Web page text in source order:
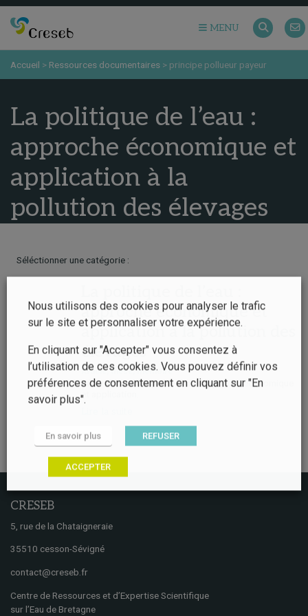
MENU
Accueil > Ressources documentaires > principe pollueur payeur
La politique de l’eau :
approche économique et
application à la
pollution des élevages
Séléctionner une catégorie :
approche économique et
application à la pollution des
élevages
Article, thèse, mémoire
Résumé La politique de l’eau : approche économique
et application...
CRESEB
5, rue de la Chataigneraie
35510 cesson-Sévigné
contact@creseb.fr
Centre de Ressources et d’Expertise Scientifique
sur l’Eau de Bretagne
Nous utilisons des cookies pour analyser le trafic
sur le site et personnaliser votre expérience.
En cliquant sur "Accepter" vous consentez à
l’utilisation de ces cookies. Vous pouvez définir vos
préférences de consentement en cliquant sur "En
savoir plus".
En savoir plus REFUSER
ACCEPTER